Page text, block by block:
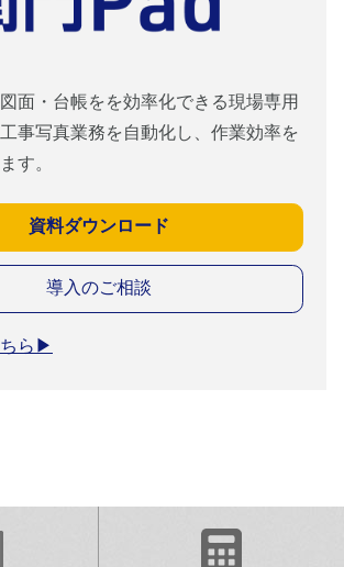
面・台帳をを効率化できる現場専用
事写真業務を自動化し、作業効率を
す。
資料ダウンロード
導入のご相談
ら ▶